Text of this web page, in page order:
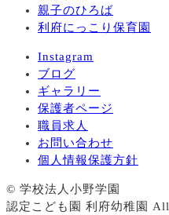
親子のひろば
利府にっこり保育園
Instagram
ブログ
ギャラリー
保護者ページ
職員求人
お問い合わせ
個人情報保護方針
© 学校法人小野学園
認定こども園 利府幼稚園